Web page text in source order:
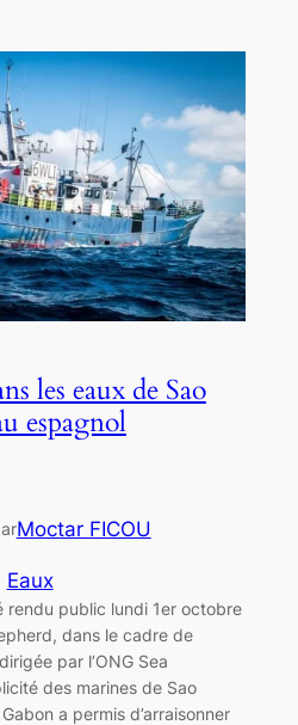
les eaux de Sao
espagnol
Moctar FICOU
Eaux
rendu public lundi 1er octobre
dans le cadre de
par l’ONG Sea
des marines de Sao
a permis d’arraisonner